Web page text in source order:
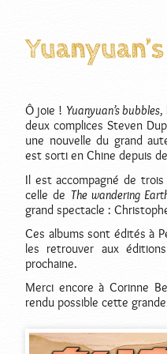
Ô joie ! Yuanyuan’s bubbles,
deux complices Steven
une nouvelle du grand
est sorti en Chine depuis
Il est accompagné de
celle de The wandering
grand spectacle :
Ces albums sont édités à
les retrouver aux
prochaine.
Merci encore à Corinne
rendu possible cette